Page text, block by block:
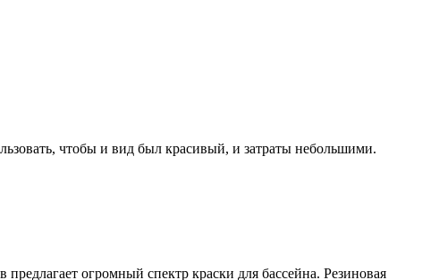
чтобы и вид был красивый, и затраты небольшими.
огромный спектр краски для бассейна. Резиновая